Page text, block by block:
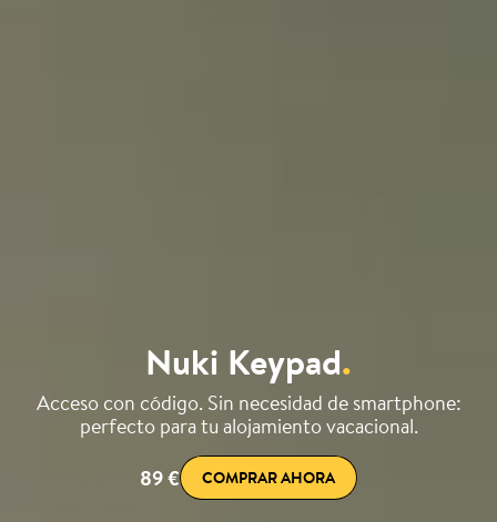
Nuki Keypad.
Acceso con código. Sin necesidad de smartphone:
perfecto para tu alojamiento vacacional.
89 €
COMPRAR AHORA